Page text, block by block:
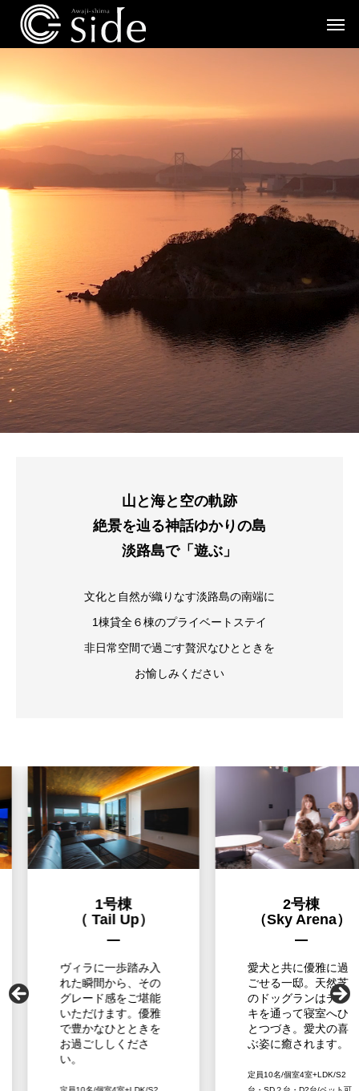
山と海と空の軌跡
絶景を辿る神話ゆかりの島
淡路島で「遊ぶ」
文化と自然が織りなす淡路島の南端に
1棟貸全６棟のプライベートステイ
非日常空間で過ごす贅沢なひとときを
お愉しみください
1号棟
（ Tail Up）
ヴィラに一歩踏み入
れた瞬間から、その
グレード感をご堪能
いただけます。優雅
で豊かなひとときを
お過ごししくださ
2号棟
（Sky Arena）
愛犬と共に優雅に過
ごせる一邸。天然芝
のドッグランはデッ
キを通って寝室へひ
とつづき。愛犬の喜
ぶ姿に癒されます。
定員10名/個室4室+LDK/S2